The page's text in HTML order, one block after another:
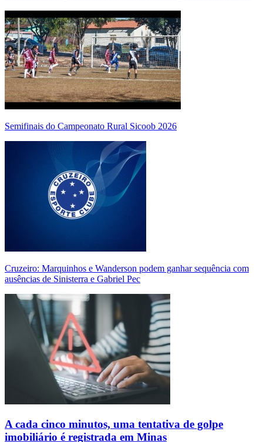
Semifinais do Campeonato Rural Sicoob 2026
Cruzeiro: Marquinhos e Wanderson podem ganhar sequência com
ausências de Sinisterra e Gabriel Pec
A cada cinco minutos, uma tentativa de golpe
imobiliário é registrada em Minas